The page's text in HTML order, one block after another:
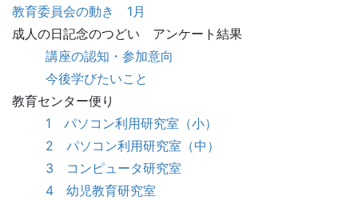
教育委員会の動き 1月
成人の日記念のつどい アンケート結果
講座の認知・参加意向
今後学びたいこと
教育センター便り
1 パソコン利用研究室（小）
2 パソコン利用研究室（中）
3 コンピュータ研究室
4 幼児教育研究室